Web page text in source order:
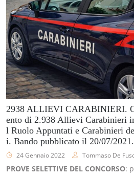
2938 ALLIEVI CARABINIERI.
ento di 2.938 Allievi Carabinieri
l Ruolo Appuntati e Carabinieri
i. Bando pubblicato il 20/07/2021.
24 Gennaio 2022 Tommaso De
PROVE SELETTIVE DEL CONCORSO: